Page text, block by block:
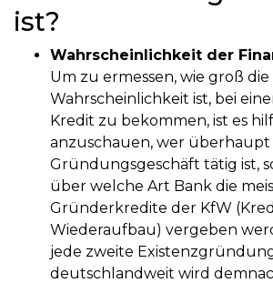
ist?
Wahrscheinlichkeit der
Um zu ermessen, wie groß die
Wahrscheinlichkeit ist, bei
Kredit zu bekommen, ist es
anzuschauen, wer überhaupt
Gründungsgeschäft tätig ist,
über welche Art Bank die
Gründerkredite der KfW
Wiederaufbau) vergeben
jede zweite
deutschlandweit wird